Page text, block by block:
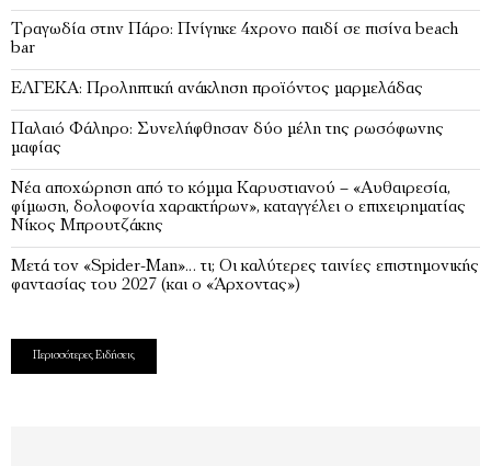
Tραγωδία στην Πάρο: Πνίγηκε 4χρονο παιδί σε πισίνα beach
bar
ΕΛΓΕΚΑ: Προληπτική ανάκληση προϊόντος μαρμελάδας
Παλαιό Φάληρο: Συνελήφθησαν δύο μέλη της ρωσόφωνης
μαφίας
Νέα αποχώρηση από το κόμμα Καρυστιανού – «Αυθαιρεσία,
φίμωση, δολοφονία χαρακτήρων», καταγγέλει ο επιχειρηματίας
Νίκος Μπρουτζάκης
Μετά τον «Spider-Man»… τι; Oι καλύτερες ταινίες επιστημονικής
φαντασίας του 2027 (και ο «Άρχοντας»)
Περισσότερες Ειδήσεις